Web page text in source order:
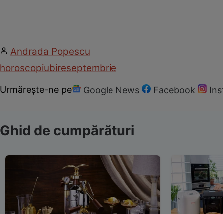
Andrada Popescu
horoscopiubireseptembrie
Urmărește-ne pe Google News Facebook
Ghid de cumpărături